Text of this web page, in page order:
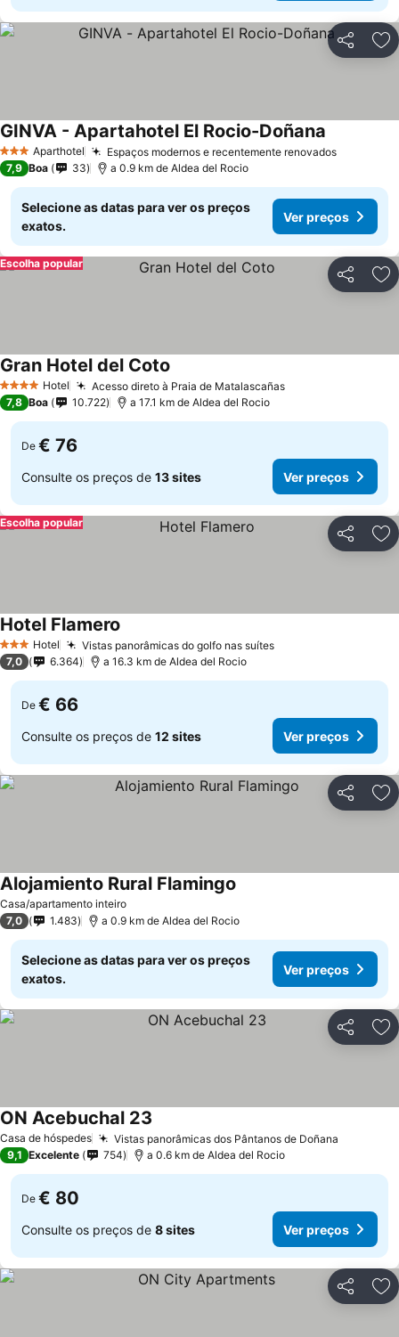
Partilhar
3 EstrelasAparthotel Espaços modernos e recentemente renovados
GINVA - Apartahotel El Rocio-Doñana
7,9 Boa 33 a 0.9 km de Aldea del Rocio
Selecione as datas para ver os preços
exatos.
Ver preços
Partilhar
Escolha popular
4 EstrelasHotel Acesso direto à Praia de Matalascañas
Gran Hotel del Coto
7,8 Boa 10.722 a 17.1 km de Aldea del Rocio
De € 76
Consulte os preços de 13 sites Ver preços
Partilhar
Escolha popular
3 EstrelasHotel Vistas panorâmicas do golfo nas suítes
Hotel Flamero
7,0 6.364 a 16.3 km de Aldea del Rocio
De € 66
Consulte os preços de 12 sites Ver preços
Partilhar
Casa/apartamento inteiro
Alojamiento Rural Flamingo
7,0 1.483 a 0.9 km de Aldea del Rocio
Selecione as datas para ver os preços
exatos.
Ver preços
Partilhar
Casa de hóspedes Vistas panorâmicas dos Pântanos de Doñana
ON Acebuchal 23
9,1 Excelente 754 a 0.6 km de Aldea del Rocio
De € 80
Consulte os preços de 8 sites Ver preços
Partilhar